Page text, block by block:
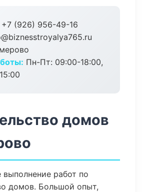
+7 (926) 956-49-16
Пн-Пт: 09:00-18:00,
домов
выполнение работ по
домов. Большой опыт,